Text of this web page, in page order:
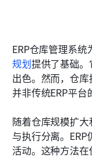
ERP仓库管理系
规划提供了基础
出色。然而，仓
并非传统ERP平台
随着仓库规模扩
与执行分离。
活动。这种方法